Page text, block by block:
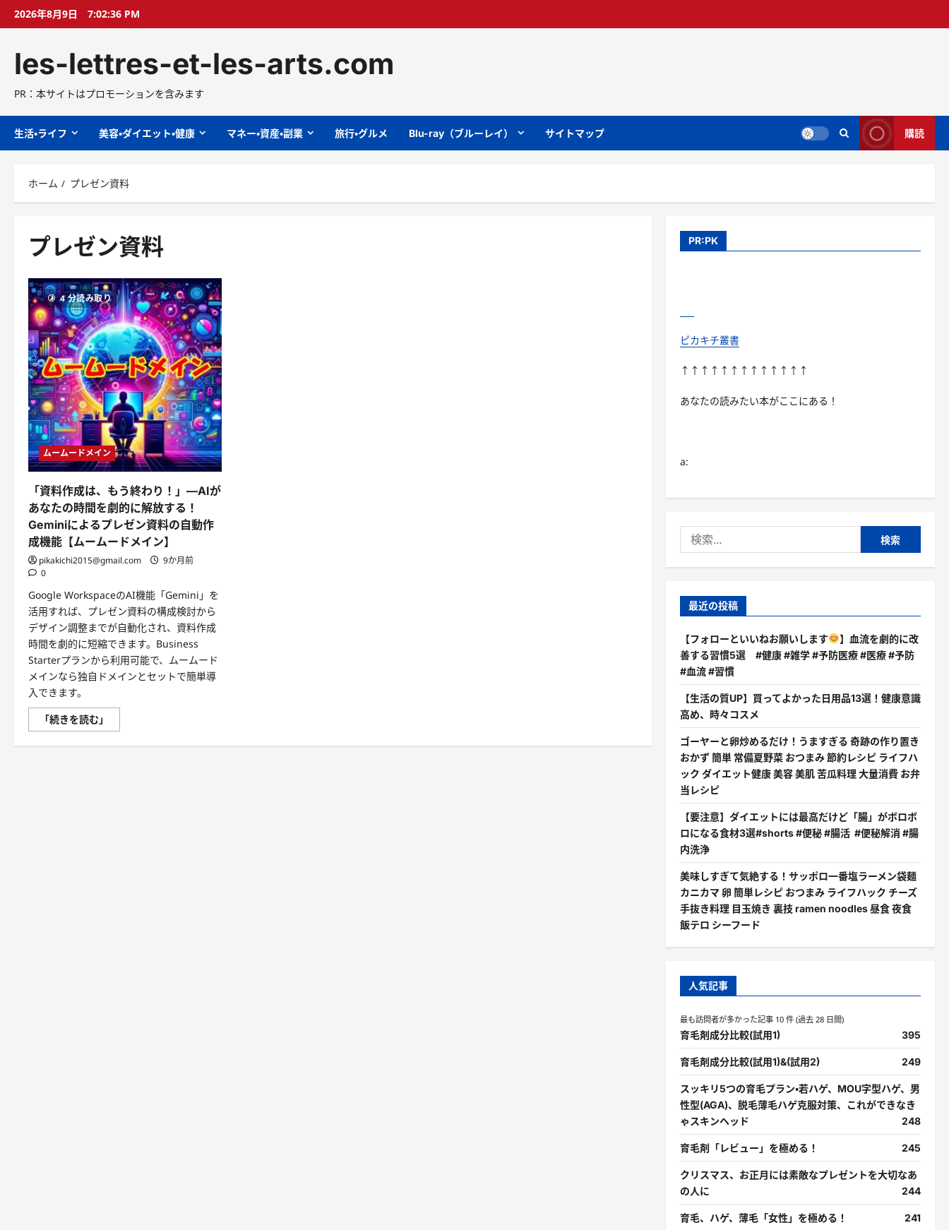
プ
2026年8月9日 7:02:37 PM
les-lettres-et-les-arts.com
PR：本サイトはプロモーションを含みます
生活・ライフ 美容・ダイエット・健康 マネー・資産・副業 旅行・グルメ Blu-ray（ブルーレイ） サイトマップ 購読
ホーム プレゼン資料
プレゼン資料
4 分読み取り
ムームードメイン
「資料作成は、もう終わり！」—AIが
あなたの時間を劇的に解放する！
Geminiによるプレゼン資料の自動作
成機能【ムームードメイン】
pikakichi2015@gmail.com
9か月前
0
Google WorkspaceのAI機能「Gemini」を
活用すれば、プレゼン資料の構成検討から
デザイン調整までが自動化され、資料作成
時間を劇的に短縮できます。Business
Starterプランから利用可能で、ムームード
メインなら独自ドメインとセットで簡単導
入できます。
「続きを読む」
料
成
PR:PK
ピカキチ叢書
↑↑↑↑↑↑↑↑↑↑↑↑↑
あなたの読みたい本がここにある！
a:
索:
最近の投稿
【フォローといいねお願いします
】血流を劇的に改
善する習慣5選 #健康 #雑学 #予防医療 #医療 #予防
#血流 #習慣
【生活の質UP】買ってよかった日用品13選！健康意識
高め、時々コスメ
ゴーヤーと卵炒めるだけ！うますぎる 奇跡の作り置き
おかず 簡単 常備夏野菜 おつまみ 節約レシピ ライフハ
ック ダイエット健康 美容 美肌 苦瓜料理 大量消費 お弁
当レシピ
【要注意】ダイエットには最高だけど「腸」がボロボ
ロになる食材3選#shorts #便秘 #腸活 #便秘解消 #腸
内洗浄
美味しすぎて気絶する！サッポロ一番塩ラーメン袋麺
カニカマ 卵 簡単レシピ おつまみ ライフハック チーズ
手抜き料理 目玉焼き 裏技 ramen noodles 昼食 夜食
飯テロ シーフード
人気記事
最も訪問者が多かった記事 10 件 (過去 28 日間)
育毛剤成分比較(試用1) 395
育毛剤成分比較(試用1)&(試用2) 249
スッキリ5つの育毛プラン・若ハゲ、MOU字型ハゲ、男
性型(AGA)、脱毛薄毛ハゲ克服対策、これができなき
ゃスキンヘッド
248
育毛剤「レビュー」を極める！ 245
クリスマス、お正月には素敵なプレゼントを大切なあ
の人に
244
育毛、ハゲ、薄毛「女性」を極める！ 241